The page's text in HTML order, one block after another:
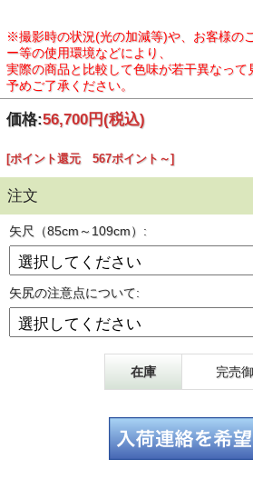
※撮影時の状況(光の加減等)や、お客様の
ー等の使用環境などにより、
実際の商品と比較して色味が若干異なって
予めご了承ください。
価格:56,700円(税込)
[ポイント還元 567ポイント～]
注文
矢尺（85cm～109cm）:
矢尻の注意点について:
在庫 完売